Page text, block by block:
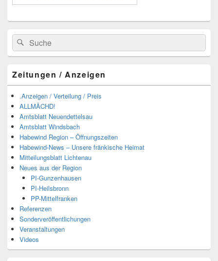
Suchen
nach:
Suchen
Zeitungen / Anzeigen
.Anzeigen / Verteilung / Preis
ALLMÄCHD!
Amtsblatt Neuendettelsau
Amtsblatt Windsbach
Habewind Region – Öffnungszeiten
Habewind-News – Unsere fränkische Heimat
Mitteilungsblatt Lichtenau
Neues aus der Region
PI-Gunzenhausen
PI-Heilsbronn
PP-Mittelfranken
Referenzen
Sonderveröffentlichungen
Veranstaltungen
Videos